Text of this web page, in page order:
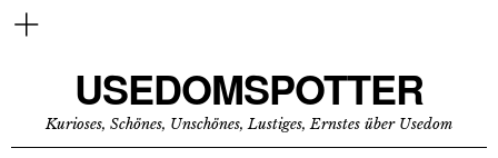
USEDOMSPOTTER
Kurioses, Schönes, Unschönes, Lustiges, Ernstes über Usedom